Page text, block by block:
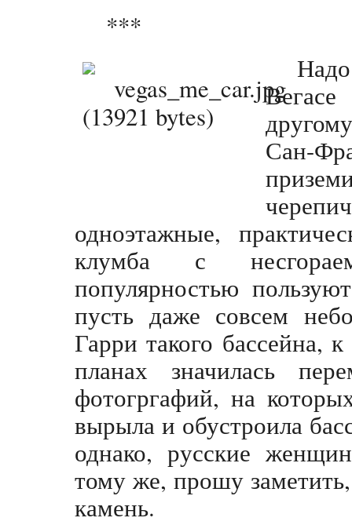
***
Сан-
одноэтажные,
клумба с
популярностью
пусть даже совсем
Гарри такого
планах значилась
фотогргафий, на
вырыла и обустроила
однако, русские
тому же, прошу
камень.